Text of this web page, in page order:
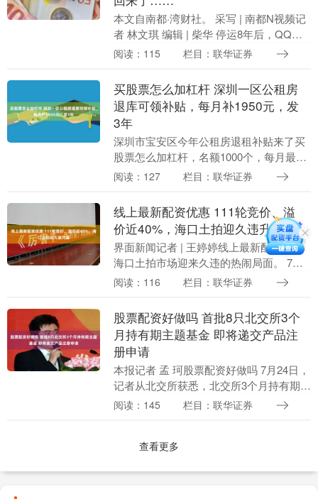
本文自南都·湾财社。 采写 | 南都N视频记
者 林文琪 编辑 | 柴华 停运8年后，QQ宠
物披上“AI外挂”回归？7月27日，腾讯QQ
阅读：115 栏目：联华证券
买股票怎么加杠杆 深圳一区公租房
退库可领补贴，每月补1950元，发
3年
深圳市宝安区今年公租房退租补贴来了买
股票怎么加杠杆，名额1000个，每月最高
可领1950元，连发3年。 近日，深圳市宝
向....
阅读：127 栏目：联华证券
线上最新配资优惠 111轮竞价、溢
价近40%，海口土拍迎久违升温
界面新闻记者 | 王婷婷线上最新配资优惠
海口土拍市场迎来久违的热闹局面。 7月
23日，海口长秀片区一宗地块被摆上拍卖
历1....
阅读：116 栏目：联华证券
股票配资好做吗 首批8只北交所3个
月持有期主题基金 即将递交产品注
册申请
本报记者 孟 珂股票配资好做吗 7月24日，
记者从北交所获悉，北交所3个月持有期主
题基金是指主要投资北交所股票标的、投
阅读：145 栏目：联华证券
查看更多